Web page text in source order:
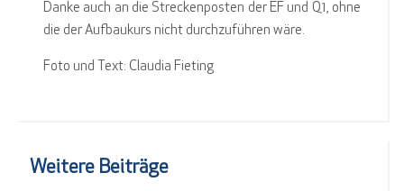
Danke auch an die Streckenposten der EF und Q1, ohne
die der Aufbaukurs nicht durchzuführen wäre.
Foto und Text: Claudia Fieting
Weitere Beiträge